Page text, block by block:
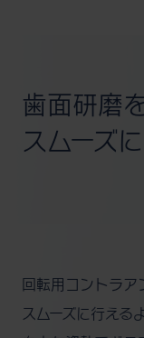
歯面研磨
スムーズに
回転用コントラア
スムーズに行える